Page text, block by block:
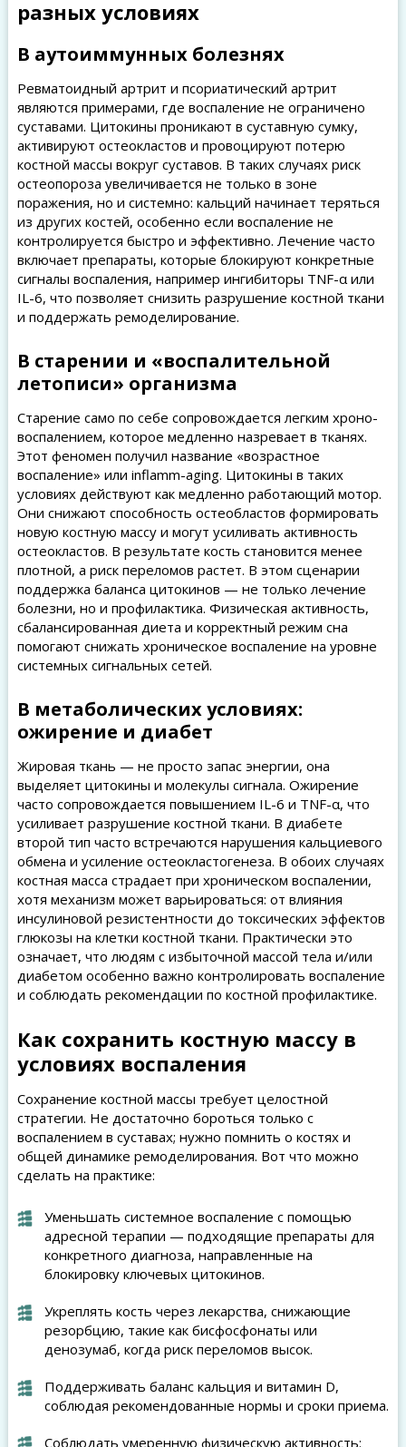
разных условиях
В аутоиммунных болезнях
Ревматоидный артрит и псориатический артрит
являются примерами, где воспаление не ограничено
суставами. Цитокины проникают в суставную сумку,
активируют остеокластов и провоцируют потерю
костной массы вокруг суставов. В таких случаях риск
остеопороза увеличивается не только в зоне
поражения, но и системно: кальций начинает теряться
из других костей, особенно если воспаление не
контролируется быстро и эффективно. Лечение часто
включает препараты, которые блокируют конкретные
сигналы воспаления, например ингибиторы TNF-α или
IL-6, что позволяет снизить разрушение костной ткани
и поддержать ремоделирование.
В старении и «воспалительной
летописи» организма
Старение само по себе сопровождается легким хроно-
воспалением, которое медленно назревает в тканях.
Этот феномен получил название «возрастное
воспаление» или inflamm-aging. Цитокины в таких
условиях действуют как медленно работающий мотор.
Они снижают способность остеобластов формировать
новую костную массу и могут усиливать активность
остеокластов. В результате кость становится менее
плотной, а риск переломов растет. В этом сценарии
поддержка баланса цитокинов — не только лечение
болезни, но и профилактика. Физическая активность,
сбалансированная диета и корректный режим сна
помогают снижать хроническое воспаление на уровне
системных сигнальных сетей.
В метаболических условиях:
ожирение и диабет
Жировая ткань — не просто запас энергии, она
выделяет цитокины и молекулы сигнала. Ожирение
часто сопровождается повышением IL-6 и TNF-α, что
усиливает разрушение костной ткани. В диабете
второй тип часто встречаются нарушения кальциевого
обмена и усиление остеокластогенеза. В обоих случаях
костная масса страдает при хроническом воспалении,
хотя механизм может варьироваться: от влияния
инсулиновой резистентности до токсических эффектов
глюкозы на клетки костной ткани. Практически это
означает, что людям с избыточной массой тела и/или
диабетом особенно важно контролировать воспаление
и соблюдать рекомендации по костной профилактике.
Как сохранить костную массу в
условиях воспаления
Сохранение костной массы требует целостной
стратегии. Не достаточно бороться только с
воспалением в суставах; нужно помнить о костях и
общей динамике ремоделирования. Вот что можно
сделать на практике:
Уменьшать системное воспаление с помощью
адресной терапии — подходящие препараты для
конкретного диагноза, направленные на
блокировку ключевых цитокинов.
Укреплять кость через лекарства, снижающие
резорбцию, такие как бисфосфонаты или
денозумаб, когда риск переломов высок.
Поддерживать баланс кальция и витамин D,
соблюдая рекомендованные нормы и сроки приема.
Соблюдать умеренную физическую активность: